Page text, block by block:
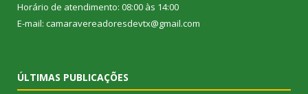
Horário de atendimento: 08:00 às 14:00
E-mail: camaravereadoresdevtx@gmail.com
ÚLTIMAS PUBLICAÇÕES